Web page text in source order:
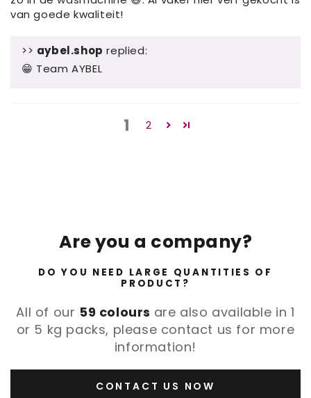
van goede kwaliteit!
>> aybel.shop replied:
😁 Team AYBEL
1 2
Are you a company?
DO YOU NEED LARGE QUANTITIES OF
PRODUCT?
All of our 59 colours are also available in 1
or 5 kg packs, please contact us for more
information!
CONTACT US NOW